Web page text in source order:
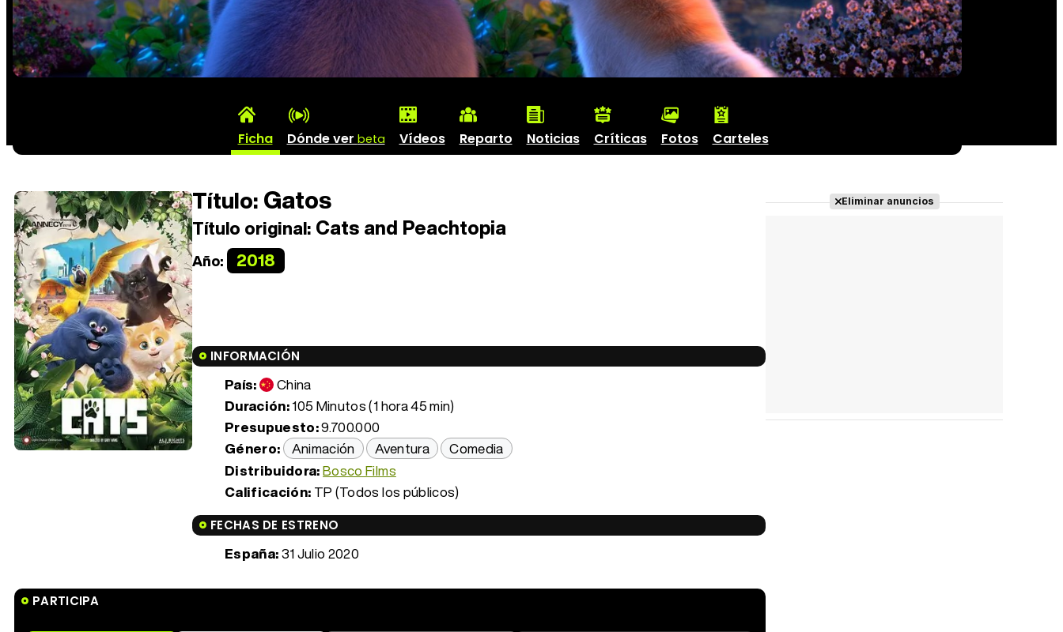
Ficha Dónde ver beta Vídeos Reparto Noticias Críticas Fotos Carteles
Título:Gatos
Título original: Cats and Peachtopia
Año: 2018
INFORMACIÓN
País:
China
Duración:105 Minutos (1 hora 45 min)
Presupuesto:9.700.000
Género: Animación Aventura
Comedia
Distribuidora:Bosco Films
Calificación: TP (Todos los públicos)
FECHAS DE ESTRENO
España:31 Julio 2020
PARTICIPA
Eliminar anuncios